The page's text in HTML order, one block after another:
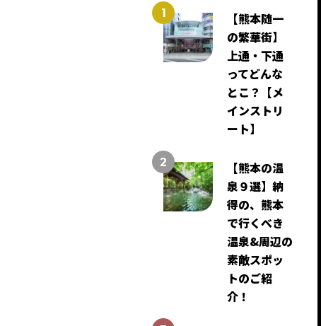
【熊本随一
の繁華街】
上通・下通
ってどんな
とこ？【メ
インストリ
ート】
【熊本の温
泉９選】納
得の、熊本
で行くべき
温泉&周辺の
素敵スポッ
トのご紹
介！